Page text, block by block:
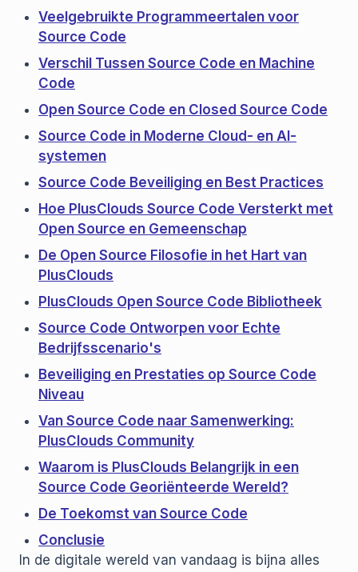
Veelgebruikte Programmeertalen voor
Source Code
Verschil Tussen Source Code en Machine
Code
Open Source Code en Closed Source Code
Source Code in Moderne Cloud- en AI-
systemen
Source Code Beveiliging en Best Practices
Hoe PlusClouds Source Code Versterkt met
Open Source en Gemeenschap
De Open Source Filosofie in het Hart van
PlusClouds
PlusClouds Open Source Code Bibliotheek
Source Code Ontworpen voor Echte
Bedrijfsscenario's
Beveiliging en Prestaties op Source Code
Niveau
Van Source Code naar Samenwerking:
PlusClouds Community
Waarom is PlusClouds Belangrijk in een
Source Code Georiënteerde Wereld?
De Toekomst van Source Code
Conclusie
In de digitale wereld van vandaag is bijna alles